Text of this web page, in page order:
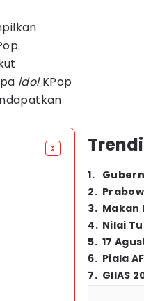
idolKPop
1.
2.
3. Makan
4. Nilai
5. 17
6. Piala
7. GIIAS